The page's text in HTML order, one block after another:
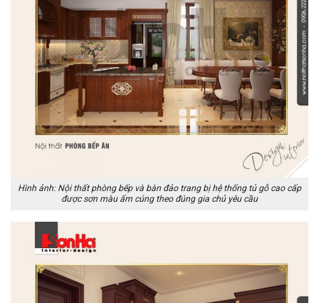
Hình ảnh: Nội thất phòng bếp và bàn đảo trang bị hệ thống tủ gỗ cao cấp
được sơn màu ấm cúng theo đúng gia chủ yêu cầu